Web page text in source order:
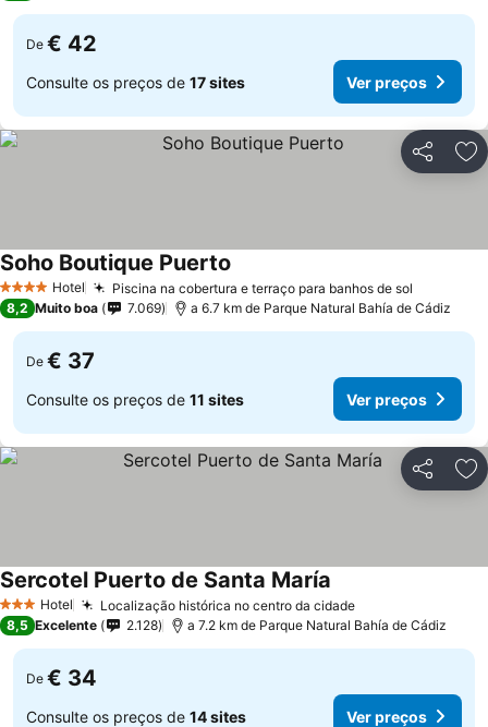
De € 42
Consulte os preços de 17 sites Ver preços
Partilhar
4 EstrelasHotel Piscina na cobertura e terraço para banhos de sol
Soho Boutique Puerto
8,2 Muito boa 7.069 a 6.7 km de Parque Natural Bahía de Cádiz
De € 37
Consulte os preços de 11 sites Ver preços
Partilhar
3 EstrelasHotel Localização histórica no centro da cidade
Sercotel Puerto de Santa María
8,5 Excelente 2.128 a 7.2 km de Parque Natural Bahía de Cádiz
De € 34
Consulte os preços de 14 sites Ver preços